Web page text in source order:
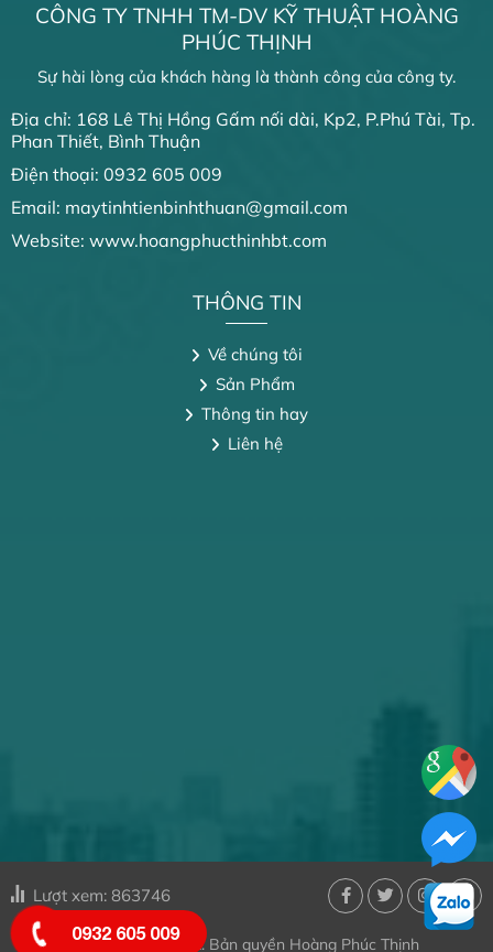
0932 605 009
CÔNG TY TNHH TM-DV KỸ THUẬT HOÀNG
PHÚC THỊNH
Sự hài lòng của khách hàng là thành công của công ty.
Địa chỉ: 168 Lê Thị Hồng Gấm nối dài, Kp2, P.Phú Tài, Tp.
Phan Thiết, Bình Thuận
Điện thoại: 0932 605 009
Email: maytinhtienbinhthuan@gmail.com
Website: www.hoangphucthinhbt.com
THÔNG TIN
Về chúng tôi
Sản Phẩm
Thông tin hay
Liên hệ
@ Copyright 2022. Bản quyền Hoàng Phúc Thịnh
Lượt xem: 863746